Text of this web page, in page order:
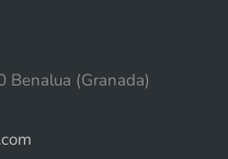
Benalua (Granada)